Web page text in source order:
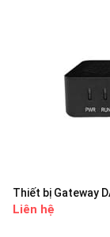
Thiết bị Gateway
Liên hệ